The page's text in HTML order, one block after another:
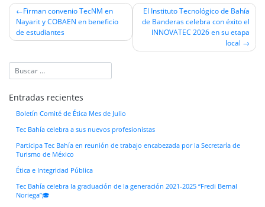
Navegación
de
entradas
Firman convenio TecNM en
Nayarit y COBAEN en beneficio
de estudiantes
El Instituto Tecnológico de Bahía
de Banderas celebra con éxito el
INNOVATEC 2026 en su etapa
local
Entradas recientes
Boletín Comité de Ética Mes de Julio
Tec Bahía celebra a sus nuevos profesionistas
Participa Tec Bahía en reunión de trabajo encabezada por la Secretaría de
Turismo de México
Ética e Integridad Pública
Tec Bahía celebra la graduación de la generación 2021-2025 “Fredi Bernal
Noriega”🎓